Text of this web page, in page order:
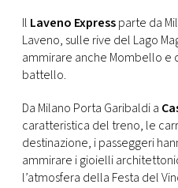
Il Laveno Expressparte da
Laveno, sulle rive del Lago
ammirare anche Mombello e
battello.
Da Milano Porta Garibaldi a
caratteristica del treno, le
destinazione, i passeggeri
ammirare i gioielli
l’atmosfera della Festa del